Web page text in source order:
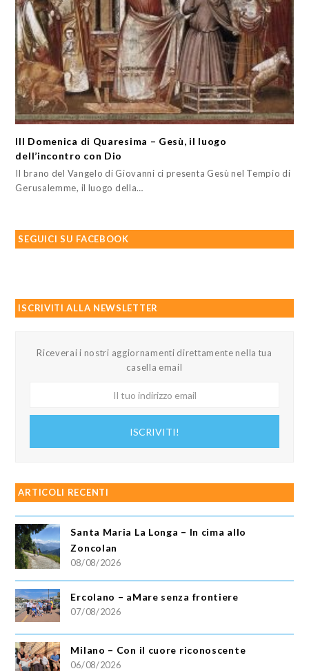
III Domenica di Quaresima – Gesù, il luogo
dell’incontro con Dio
Il brano del Vangelo di Giovanni ci presenta Gesù nel Tempio di
Gerusalemme, il luogo della…
SEGUICI SU FACEBOOK
ISCRIVITI ALLA NEWSLETTER
Riceverai i nostri aggiornamenti direttamente nella tua
casella email
ISCRIVITI!
ARTICOLI RECENTI
Santa Maria La Longa – In cima allo
Zoncolan
08/08/2026
Ercolano – aMare senza frontiere
07/08/2026
Milano – Con il cuore riconoscente
06/08/2026